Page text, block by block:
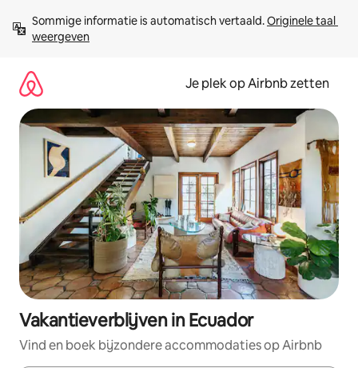
direct
naar
Sommige informatie is automatisch vertaald. Originele taal
weergeven
Je plek op Airbnb zetten
Vakantieverblijven in Ecuador
Vind en boek bijzondere accommodaties op Airbnb